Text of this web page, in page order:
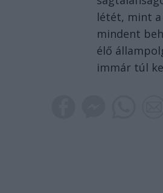
létét, mint a
mindent
élő
immár túl